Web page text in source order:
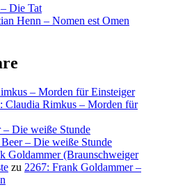
Die Tat
Henn – Nomen est Omen
– Morden für Einsteiger
Claudia Rimkus – Morden für
Die weiße Stunde
– Die weiße Stunde
Goldammer (Braunschweiger
zu 2267: Frank Goldammer –